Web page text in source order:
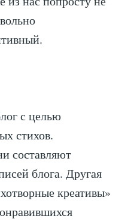
с целью
стихов.
составляют
блога. Другая
креативы»